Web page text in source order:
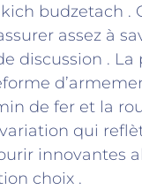
budzetach .
assez à
discussion .
de fer et la
qui
innovantes
choix .